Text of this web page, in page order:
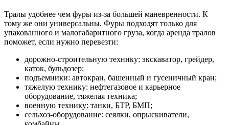
Тралы удобнее чем фуры из-за большей маневренности. К
тому же они универсальны. Фуры подходят только для
упакованного и малогабаритного груза, когда аренда тралов
поможет, если нужно перевезти:
дорожно-строительную технику: экскаватор, грейдер,
каток, бульдозер;
подъемники: автокран, башенный и гусеничный кран;
тяжелую технику: нефтегазовое и карьерное
оборудование, тяжелая техника;
военную технику: танки, БТР, БМП;
сельхоз-оборудование: сеялки, опрыскиватели,